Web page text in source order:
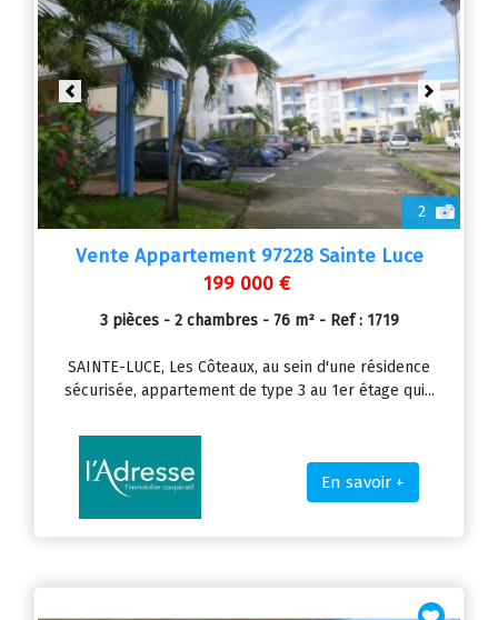
2
Previous Next
Vente Appartement 97228 Sainte Luce
199 000 €
3 pièces - 2 chambres - 76 m² - Ref : 1719
SAINTE-LUCE, Les Côteaux, au sein d'une résidence
sécurisée, appartement de type 3 au 1er étage qui...
En savoir +